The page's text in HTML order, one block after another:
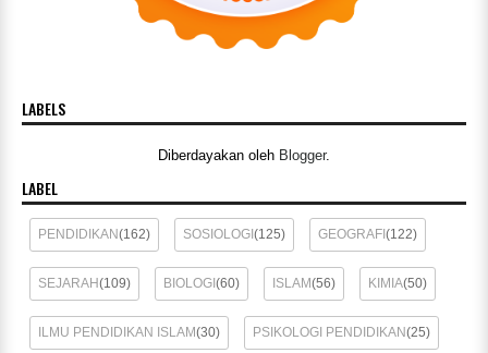
LABELS
Diberdayakan oleh Blogger.
LABEL
PENDIDIKAN(162) SOSIOLOGI (125) GEOGRAFI (122)
SEJARAH(109) BIOLOGI (60) ISLAM(56) KIMIA(50)
ILMU PENDIDIKAN ISLAM(30) PSIKOLOGI PENDIDIKAN(25)